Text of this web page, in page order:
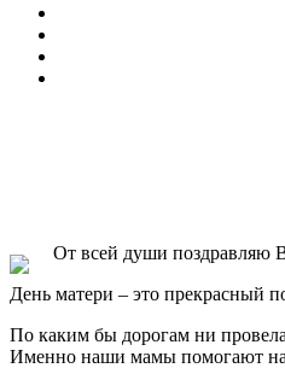
От всей души поздравляю
День матери – это прекрасный
По каким бы дорогам ни
Именно наши мамы помогают